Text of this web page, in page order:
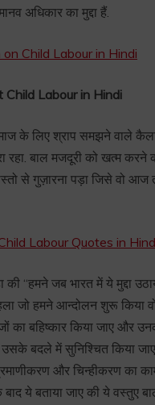
अधिकार का मुद्दा हैं.
on Child Labour in Hindi
Labour in Hindi
के लिए श्राप समझने वाले
रहा. बाल मजदूरी को खत्म करने
से गुज़ारना पड़ा जिसे वो आज
Labour Quotes in
की “हमने जब भारत में ये मुद्दा
जो हमने आन्दोलन शुरू किया
का बहिष्कार किया जाए और
उसके बदले में सुनिश्चित किया
और चिन्हीकरण का
ये बताया जाए की ये वस्तुए